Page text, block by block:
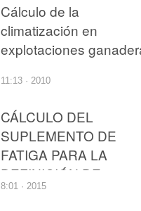
Cálculo de la
climatización en
explotaciones
11:13 · 2010
CÁLCULO DEL
SUPLEMENTO DE
FATIGA PARA LA
DEFINICIÓN DE
ESTÁNDARES DE
8:01 · 2015